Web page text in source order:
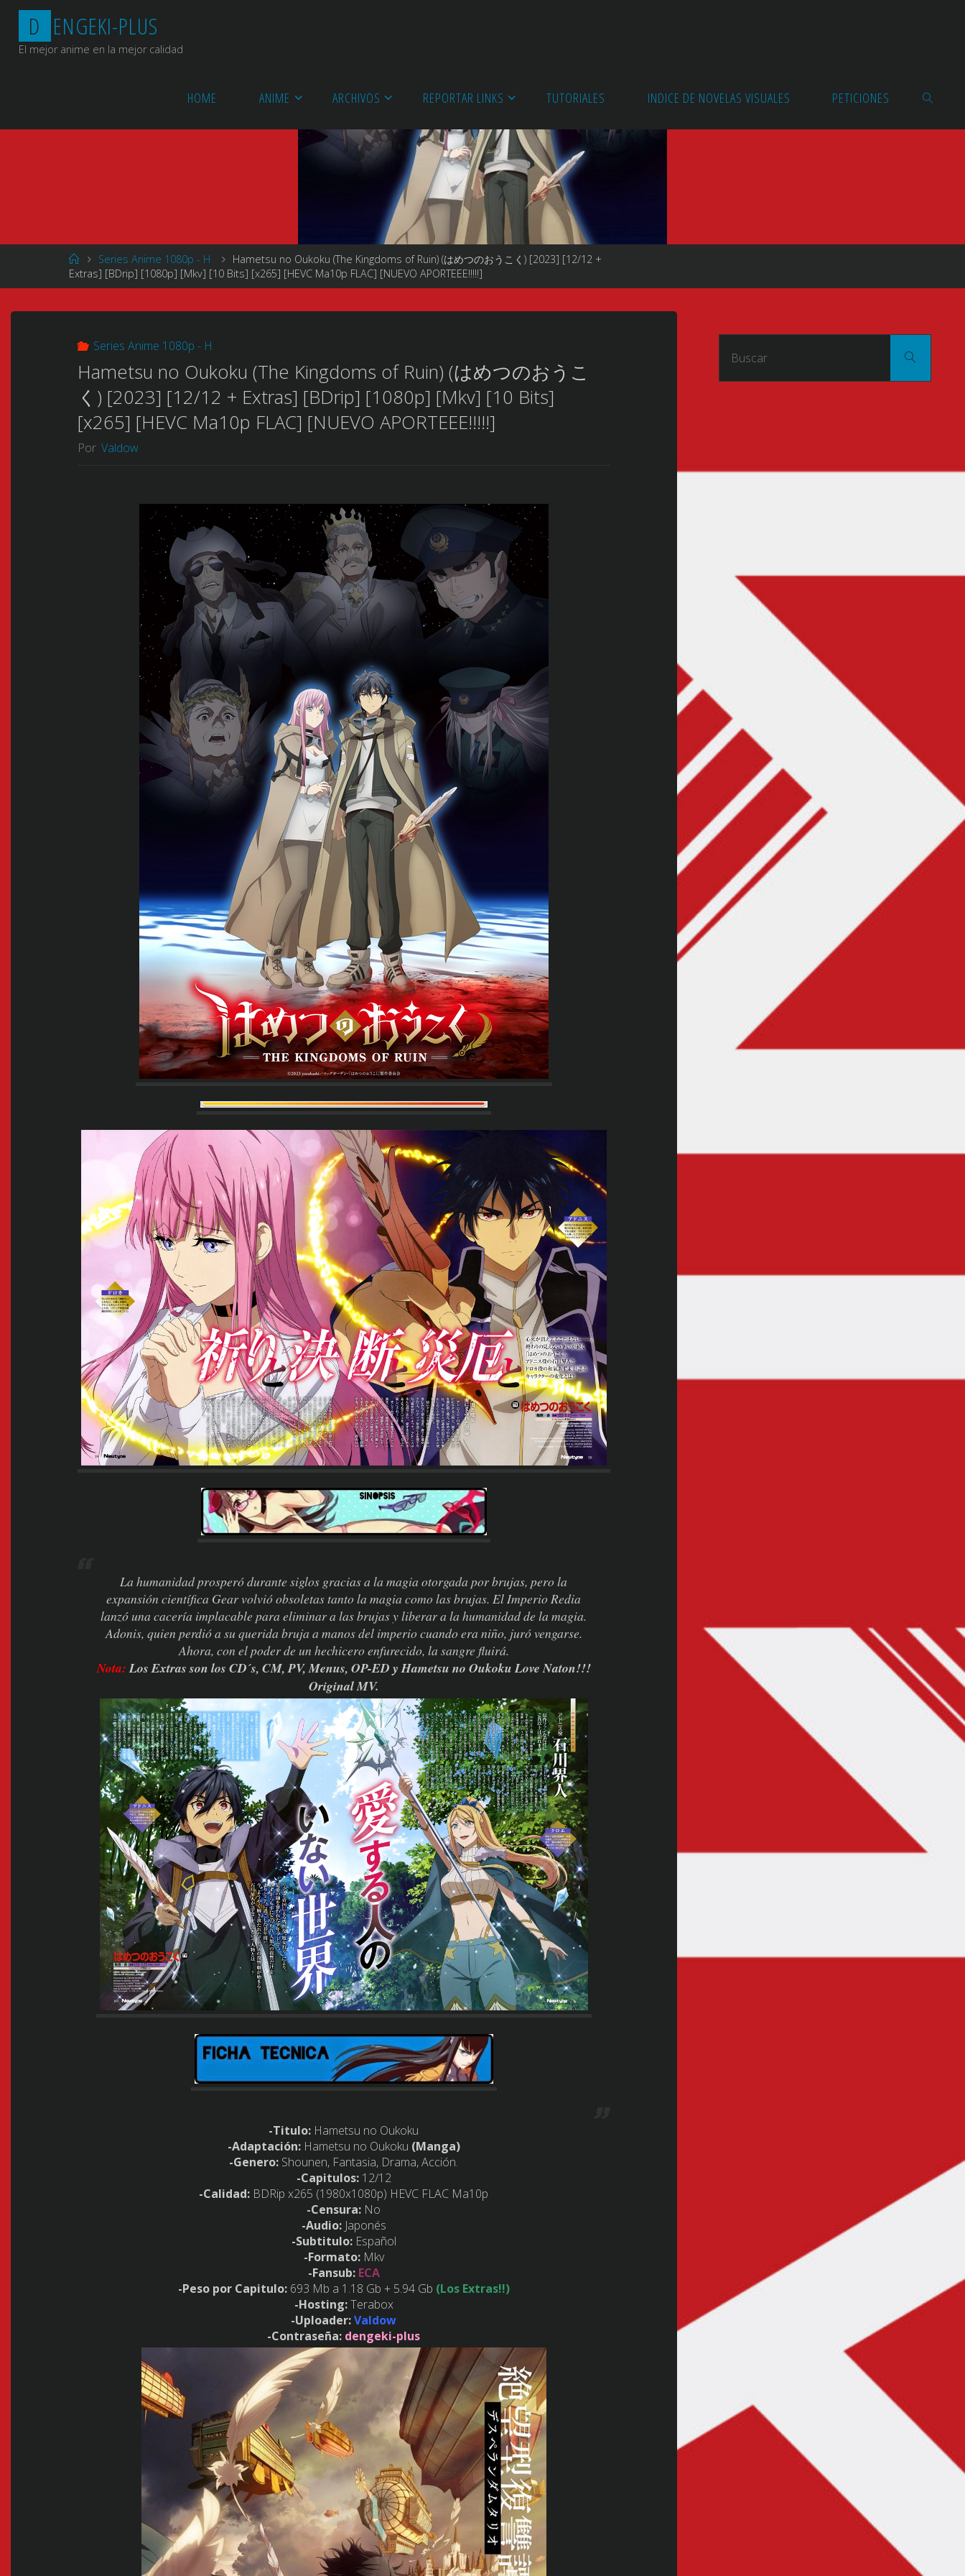
Saltar
contenido
D ENGEKI-PLUS
El mejor anime en la mejor calidad
HOME ANIME ARCHIVOS REPORTAR LINKS TUTORIALES INDICE DE NOVELAS VISUALES PETICIONES
Página
de
Inicio
Series Anime 1080p - H
Hametsu no Oukoku (The Kingdoms of Ruin) (はめつのおうこく) [2023] [12/12 +
Extras] [BDrip] [1080p] [Mkv] [10 Bits] [x265] [HEVC Ma10p FLAC] [NUEVO APORTEEE!!!!!]
Series Anime 1080p - H
Hametsu no Oukoku (The Kingdoms of Ruin) (はめつのおうこ
く) [2023] [12/12 + Extras] [BDrip] [1080p] [Mkv] [10 Bits]
[x265] [HEVC Ma10p FLAC] [NUEVO APORTEEE!!!!!]
Por Valdow
La humanidad prosperó durante siglos gracias a la magia otorgada por brujas, pero la
expansión científica Gear volvió obsoletas tanto la magia como las brujas. El Imperio Redia
lanzó una cacería implacable para eliminar a las brujas y liberar a la humanidad de la magia.
Adonis, quien perdió a su querida bruja a manos del imperio cuando era niño, juró vengarse.
Ahora, con el poder de un hechicero enfurecido, la sangre fluirá.
Nota:Los Extras son los CD´s, CM, PV, Menus, OP-ED y Hametsu no Oukoku Love Naton!!!
Original MV.
-Titulo: Hametsu no Oukoku
-Adaptación:Hametsu no Oukoku (Manga)
-Genero: Shounen, Fantasia, Drama, Acción.
-Capitulos:12/12
-Calidad: BDRip x265 (1980x1080p) HEVC FLAC Ma10p
-Censura: No
-Audio:Japonés
-Subtitulo:Español
-Formato:Mkv
-Fansub: ECA
-Peso por Capitulo:693 Mb a 1.18 Gb + 5.94 Gb (Los Extras!!)
-Hosting:Terabox
-Uploader:Valdow
-Contraseña: dengeki-plus
Buscar